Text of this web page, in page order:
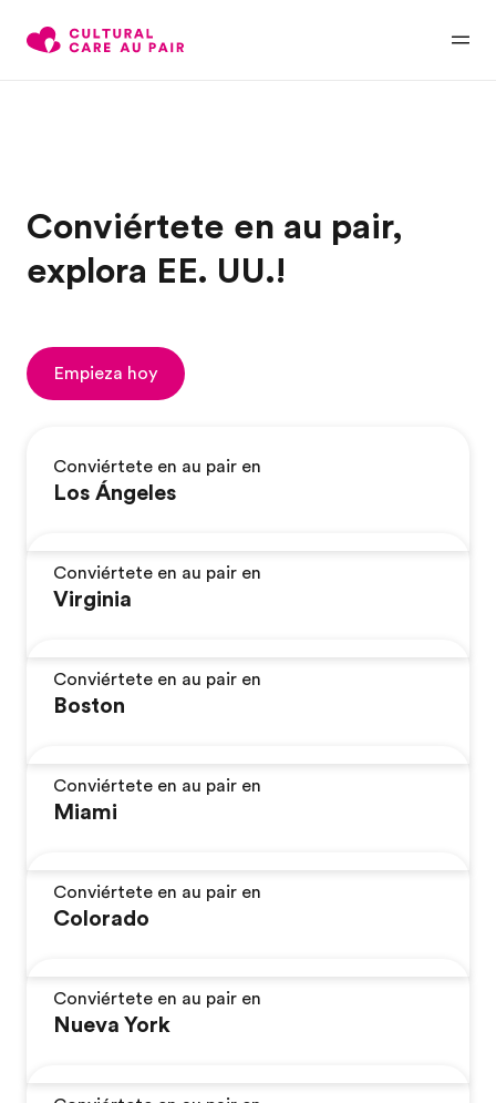
Conviértete en au pair,
explora EE. UU.!
Empieza hoy
Conviértete en au pair en
Los Ángeles
Conviértete en au pair en
Virginia
Conviértete en au pair en
Boston
Conviértete en au pair en
Miami
Conviértete en au pair en
Colorado
Conviértete en au pair en
Nueva York